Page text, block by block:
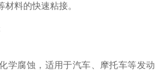
料的快速粘接。
学腐蚀，适用于汽车、摩托车等发动